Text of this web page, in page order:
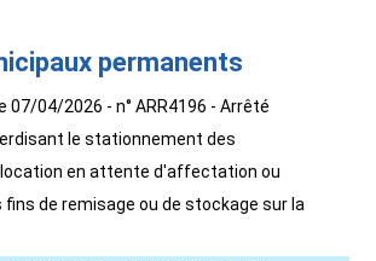
permanents
07/04/2026 - n° ARR4196 - Arrêté
le stationnement des
en attente d'affectation ou
de remisage ou de stockage sur la